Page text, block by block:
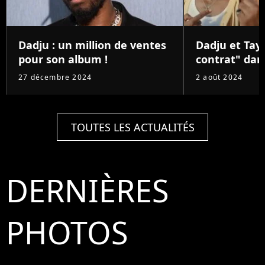
Dadju : un million de ventes
pour son album !
27 décembre 2024
Dadju et
contrat"
2 août 2024
TOUTES LES ACTUALITÉS
DERNIÈRES
PHOTOS